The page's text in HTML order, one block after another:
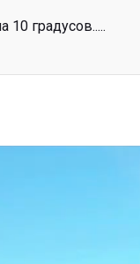
10 градусов.....